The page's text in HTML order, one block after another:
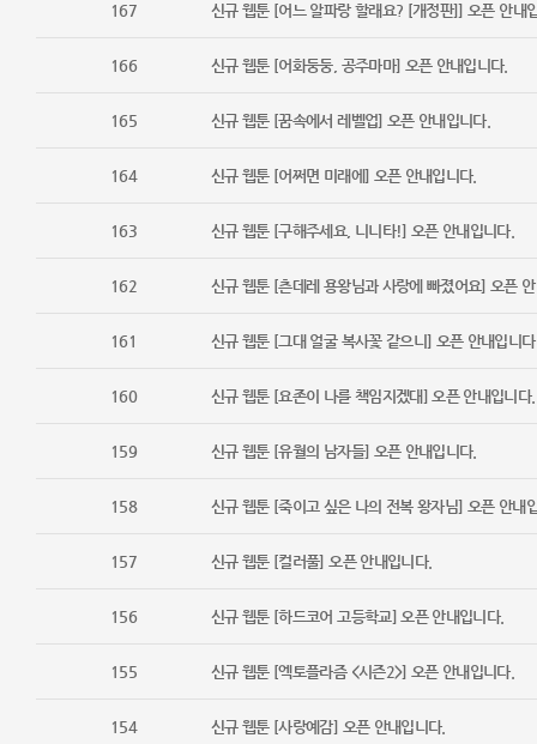
167 신규 웹툰 [어느 알파랑 할래요? [개정판]] 오픈 안내
166 신규 웹툰 [어화둥둥, 공주마마] 오픈 안내입니다.
165 신규 웹툰 [꿈속에서 레벨업] 오픈 안내입니다.
164 신규 웹툰 [어쩌면 미래에] 오픈 안내입니다.
163 신규 웹툰 [구해주세요, 니니타!] 오픈 안내입니다.
162 신규 웹툰 [츤데레 용왕님과 사랑에 빠졌어요] 오픈
161 신규 웹툰 [그대 얼굴 복사꽃 같으니] 오픈 안내입니
160 신규 웹툰 [요존이 나를 책임지겠대] 오픈 안내입니다.
159 신규 웹툰 [유월의 남자들] 오픈 안내입니다.
158 신규 웹툰 [죽이고 싶은 나의 전복 왕자님] 오픈 안내
157 신규 웹툰 [컬러풀] 오픈 안내입니다.
156 신규 웹툰 [하드코어 고등학교] 오픈 안내입니다.
155 신규 웹툰 [엑토플라즘 <시즌2>] 오픈 안내입니다.
154 신규 웹툰 [사랑예감] 오픈 안내입니다.